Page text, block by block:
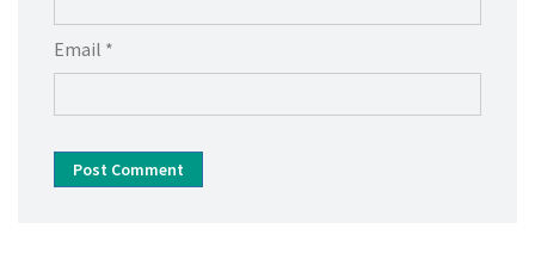
Email *
Post Comment